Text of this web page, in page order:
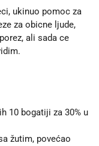
ukinuo pomoc za
za obicne ljude,
ali sada ce
10 bogatiji za 30% u
žutim, povećao